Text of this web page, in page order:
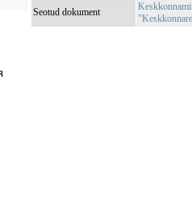
Seotud dokument